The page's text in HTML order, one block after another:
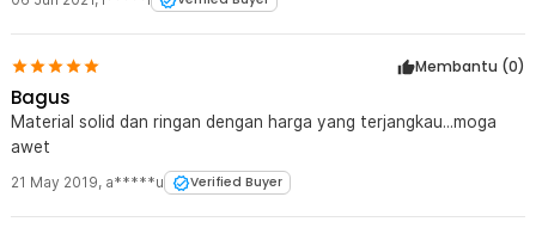
Membantu (0)
Bagus
Material solid dan ringan dengan harga yang terjangkau...moga
awet
21 May 2019, a*****u Verified Buyer